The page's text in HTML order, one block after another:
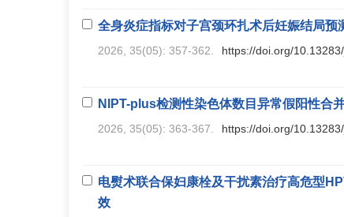
全身炎症指标对子宫颈环扎术后妊娠结局预
2026, 35(05): 357-362. https://doi.org/
NIPT-plus检测性染色体数目异常假阳性合
2026, 35(05): 363-367. https://doi.org/
电熨术联合保妇康栓及干扰素治疗高危型
效